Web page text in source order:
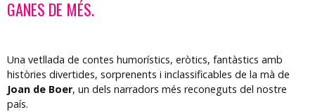
GANES DE MÉS.
Una vetllada de contes humorístics, eròtics, fantàstics amb
històries divertides, sorprenents i inclassificables de la mà de
Joan de Boer, un dels narradors més reconeguts del nostre
país.